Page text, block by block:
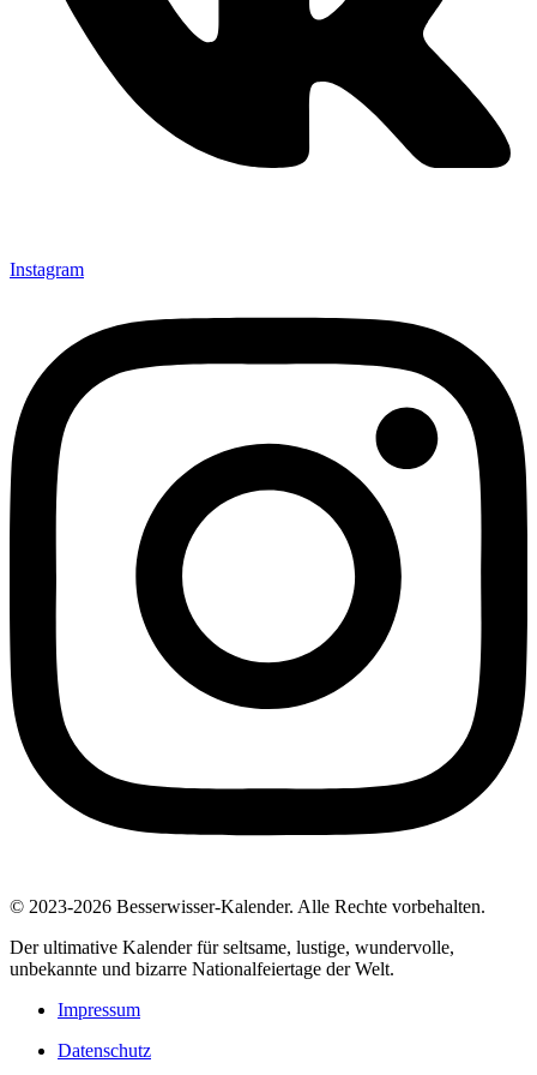
Instagram
© 2023-2026 Besserwisser-Kalender. Alle Rechte vorbehalten.
Der ultimative Kalender für seltsame, lustige, wundervolle,
unbekannte und bizarre Nationalfeiertage der Welt.
Impressum
Datenschutz